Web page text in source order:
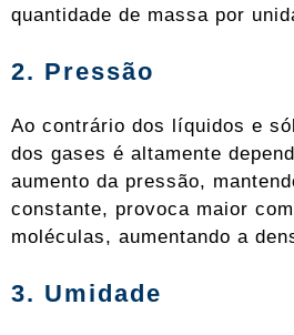
quantidade de massa por
2. Pressão
Ao contrário dos líquidos e
dos gases é altamente
aumento da pressão,
constante, provoca maior
moléculas, aumentando a
3. Umidade